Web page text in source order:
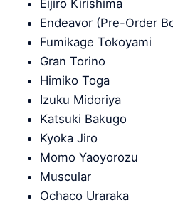
Eijiro Kirishima
Endeavor (Pre-Order
Fumikage Tokoyami
Gran Torino
Himiko Toga
Izuku Midoriya
Katsuki Bakugo
Kyoka Jiro
Momo Yaoyorozu
Muscular
Ochaco Uraraka